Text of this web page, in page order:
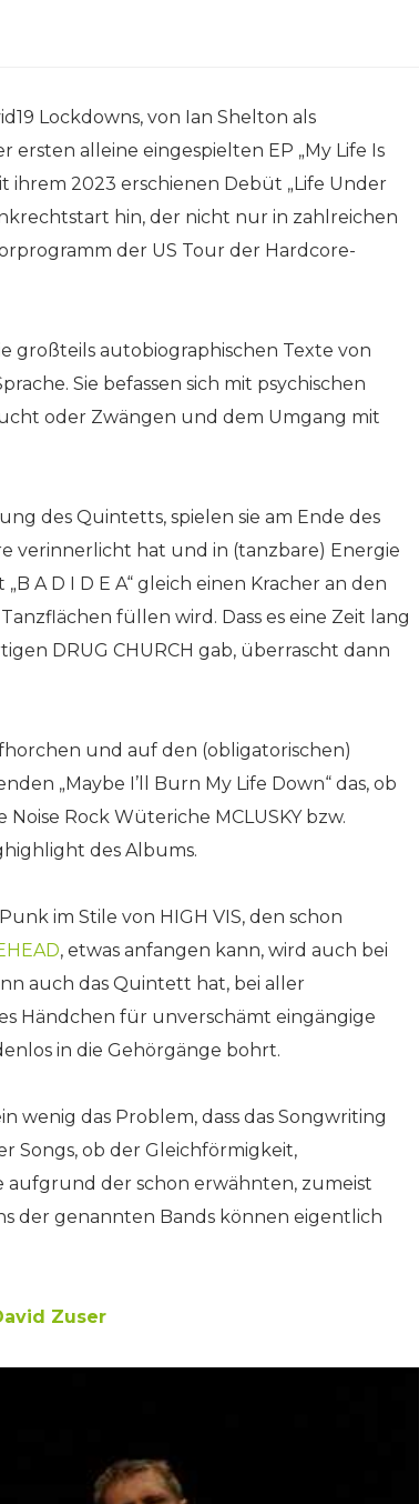
Lockdowns, von Ian Shelton als
alleine eingespielten EP „My Life Is
2023 erschienen Debüt „Life Under
hin, der nicht nur in zahlreichen
der US Tour der Hardcore-
großteils autobiographischen Texte von
Sie befassen sich mit psychischen
oder Zwängen und dem Umgang mit
des Quintetts, spielen sie am Ende des
verinnerlicht hat und in (tanzbare) Energie
A D I D E A“ gleich einen Kracher an den
füllen wird. Dass es eine Zeit lang
DRUG CHURCH gab, überrascht dann
und auf den (obligatorischen)
„Maybe I’ll Burn My Life Down“ das, ob
Rock Wüteriche MCLUSKY bzw.
des Albums.
im Stile von HIGH VIS, den schon
, etwas anfangen kann, wird auch bei
auch das Quintett hat, bei aller
Händchen für unverschämt eingängige
in die Gehörgänge bohrt.
wenig das Problem, dass das Songwriting
Songs, ob der Gleichförmigkeit,
der schon erwähnten, zumeist
der genannten Bands können eigentlich
Zuser